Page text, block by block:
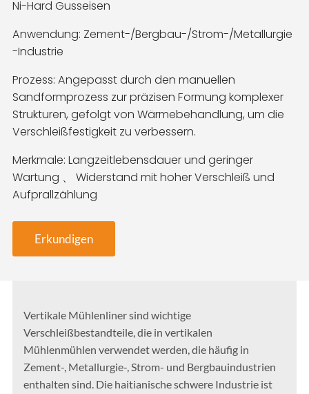
Ni-Hard Gusseisen
Anwendung: Zement-/Bergbau-/Strom-/Metallurgie
-Industrie
Prozess: Angepasst durch den manuellen
Sandformprozess zur präzisen Formung komplexer
Strukturen, gefolgt von Wärmebehandlung, um die
Verschleißfestigkeit zu verbessern.
Merkmale: Langzeitlebensdauer und geringer
Wartung 、 Widerstand mit hoher Verschleiß und
Aufprallzählung
Erkundigen
Vertikale Mühlenliner sind wichtige
Verschleißbestandteile, die in vertikalen
Mühlenmühlen verwendet werden, die häufig in
Zement-, Metallurgie-, Strom- und Bergbauindustrien
enthalten sind. Die haitianische schwere Industrie ist